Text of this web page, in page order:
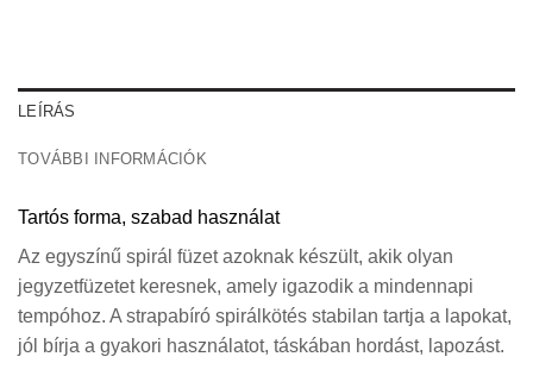
LEÍRÁS
TOVÁBBI INFORMÁCIÓK
Tartós forma, szabad használat
Az egyszínű spirál füzet azoknak készült, akik olyan
jegyzetfüzetet keresnek, amely igazodik a mindennapi
tempóhoz. A strapabíró spirálkötés stabilan tartja a lapokat,
jól bírja a gyakori használatot, táskában hordást, lapozást.